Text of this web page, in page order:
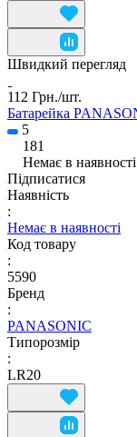
Швидкий перегляд
112 Грн./шт.
Батарейка
5
181
Немає в наявності
Підписатися
Наявність
:
Немає в наявності
Код товару
:
5590
Бренд
:
PANASONIC
Типорозмір
:
LR20